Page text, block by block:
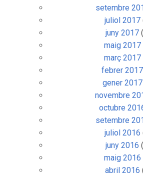
setembre
juliol 2017
juny 2017
maig 2017
març 2017
febrer 2017
gener 2017
novembre
octubre
setembre
juliol 2016
juny 2016
maig 2016
abril 2016